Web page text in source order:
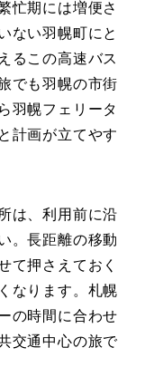
忙期には増便さ
ない羽幌町にと
るこの高速バス
でも羽幌の市街
羽幌フェリータ
計画が立てやす
は、利用前に沿
。長距離の移動
て押さえておく
なります。札幌
の時間に合わせ
交通中心の旅で